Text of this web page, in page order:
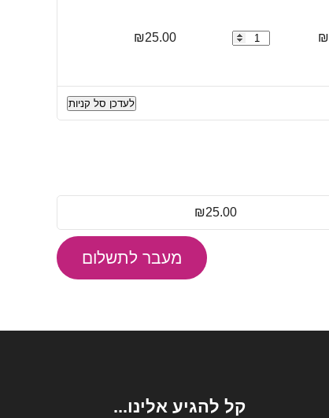
₪
כמות
BOOT-
₪25.00
לעדכן סל קניות
₪25.00
מעבר לתשלום
קל להגיע אלינו...